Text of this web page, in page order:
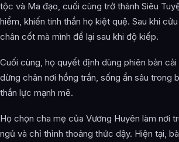
tộc và Ma đạo, cuối cùng trở thành Siêu
hiểm, khiến tinh thần họ kiệt quệ. Sau khi
chân cốt mà mình để lại sau khi độ kiếp.
Cuối cùng, họ quyết định dùng phiên bản
dừng chân nơi hồng trần, sống ẩn sâu trong
thần lực mạnh mẽ.
Họ chọn cha mẹ của Vương Huyên làm nơi
ngủ và chỉ thỉnh thoảng thức dậy. Hiện tại,